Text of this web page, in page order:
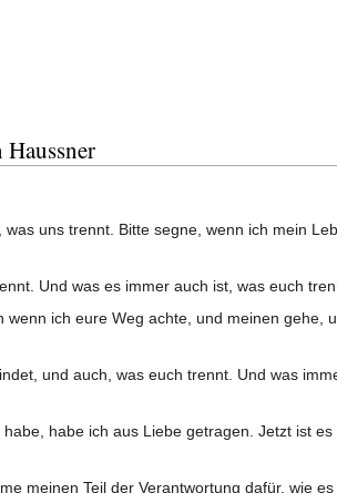
uns trennt. Bitte segne, wenn ich mein
Und was es immer auch ist, was euch
ich eure Weg achte, und meinen
und auch, was euch trennt. Und was
habe ich aus Liebe getragen. Jetzt ist
meinen Teil der Verantwortung dafür, wie